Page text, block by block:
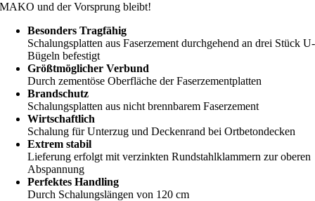
MAKO und der Vorsprung bleibt!
Besonders Tragfähig
Schalungsplatten aus Faserzement durchgehend an drei Stück U-
Bügeln befestigt
Größtmöglicher Verbund
Durch zementöse Oberfläche der Faserzementplatten
Brandschutz
Schalungsplatten aus nicht brennbarem Faserzement
Wirtschaftlich
Schalung für Unterzug und Deckenrand bei Ortbetondecken
Extrem stabil
Lieferung erfolgt mit verzinkten Rundstahlklammern zur oberen
Abspannung
Perfektes Handling
Durch Schalungslängen von 120 cm